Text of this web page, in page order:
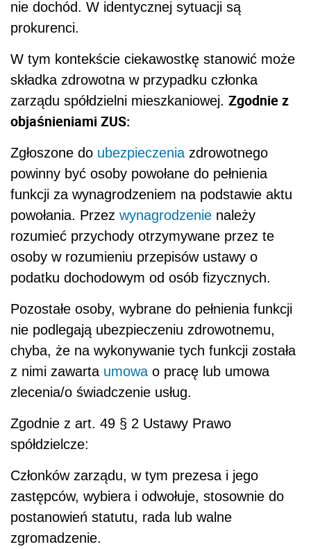
nie dochód. W identycznej sytuacji są
prokurenci.
W tym kontekście ciekawostkę stanowić może
składka zdrowotna w przypadku członka
zarządu spółdzielni mieszkaniowej. Zgodnie z
objaśnieniami ZUS:
Zgłoszone do ubezpieczenia zdrowotnego
powinny być osoby powołane do pełnienia
funkcji za wynagrodzeniem na podstawie aktu
powołania. Przez wynagrodzenie należy
rozumieć przychody otrzymywane przez te
osoby w rozumieniu przepisów ustawy o
podatku dochodowym od osób fizycznych.
Pozostałe osoby, wybrane do pełnienia funkcji
nie podlegają ubezpieczeniu zdrowotnemu,
chyba, że na wykonywanie tych funkcji została
z nimi zawarta umowa o pracę lub umowa
zlecenia/o świadczenie usług.
Zgodnie z art. 49 § 2 Ustawy Prawo
spółdzielcze:
Członków zarządu, w tym prezesa i jego
zastępców, wybiera i odwołuje, stosownie do
postanowień statutu, rada lub walne
zgromadzenie.